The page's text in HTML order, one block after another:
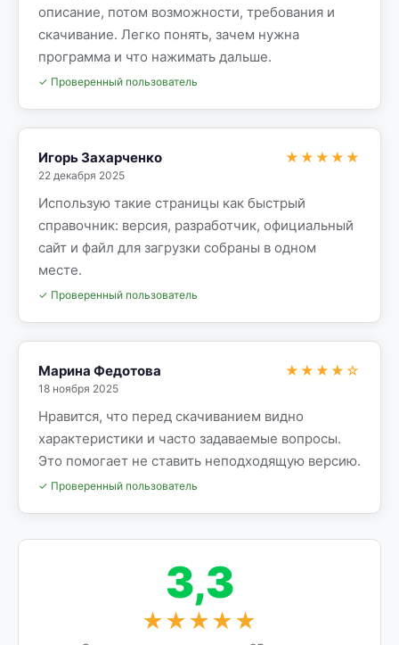
описание, потом возможности, требования и
скачивание. Легко понять, зачем нужна
программа и что нажимать дальше.
✓ Проверенный пользователь
Игорь Захарченко
22 декабря 2025
★★★★★
Использую такие страницы как быстрый
справочник: версия, разработчик, официальный
сайт и файл для загрузки собраны в одном
месте.
✓ Проверенный пользователь
Марина Федотова
18 ноября 2025
★★★★☆
Нравится, что перед скачиванием видно
характеристики и часто задаваемые вопросы.
Это помогает не ставить неподходящую версию.
✓ Проверенный пользователь
3,3
★★★★★